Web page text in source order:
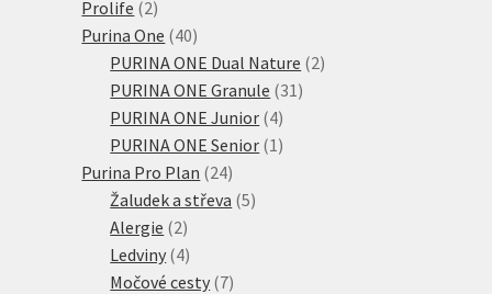
Prolife 22
produkty
Purina One 4040
produktů
PURINA ONE Dual Nature 22
PURINA ONE Granule 31 31
PURINA ONE Junior 44
produkty
PURINA ONE Senior 1 1
Purina Pro Plan 2424
produktů
Žaludek a střeva 55
Alergie 22
produkty
Ledviny 44
produkty
Močové cesty 77